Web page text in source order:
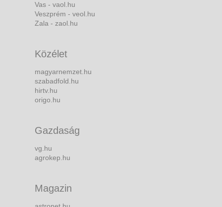
Vas - vaol.hu
Veszprém - veol.hu
Zala - zaol.hu
Közélet
magyarnemzet.hu
szabadfold.hu
hirtv.hu
origo.hu
Gazdaság
vg.hu
agrokep.hu
Magazin